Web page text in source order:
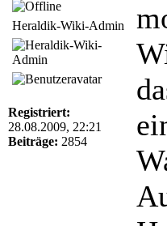
Heraldik-Wiki-Admin
Registriert:
28.08.2009, 22:21
Beiträge: 2854